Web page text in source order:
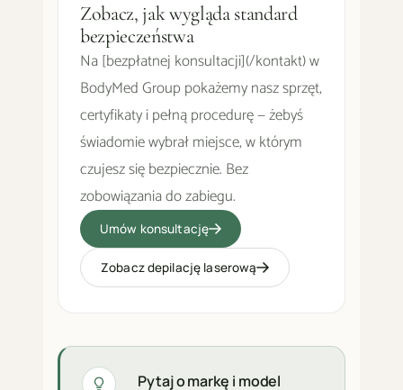
Zobacz, jak wygląda standard
bezpieczeństwa
Na [bezpłatnej konsultacji](/kontakt) w
BodyMed Group pokażemy nasz sprzęt,
certyfikaty i pełną procedurę — żebyś
świadomie wybrał miejsce, w którym
czujesz się bezpiecznie. Bez
zobowiązania do zabiegu.
Umów konsultację
Zobacz depilację laserową
Pytaj o markę i model